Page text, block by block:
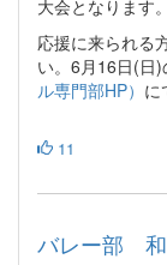
大会となります。
応援に来られる方
い。6月16日(日)
ル専門部HP） に
11
バレー部